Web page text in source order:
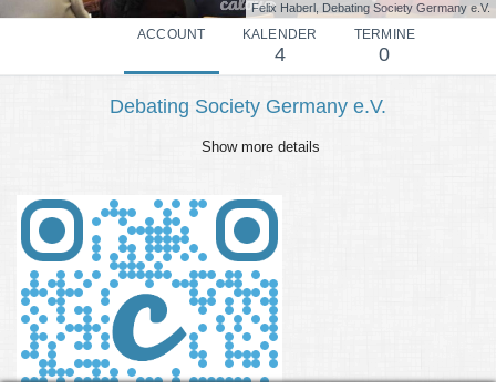
Felix Haberl, Debating Society Germany e.V.
ACCOUNT KALENDER
4
TERMINE
0
Debating Society Germany e.V.
Show more details